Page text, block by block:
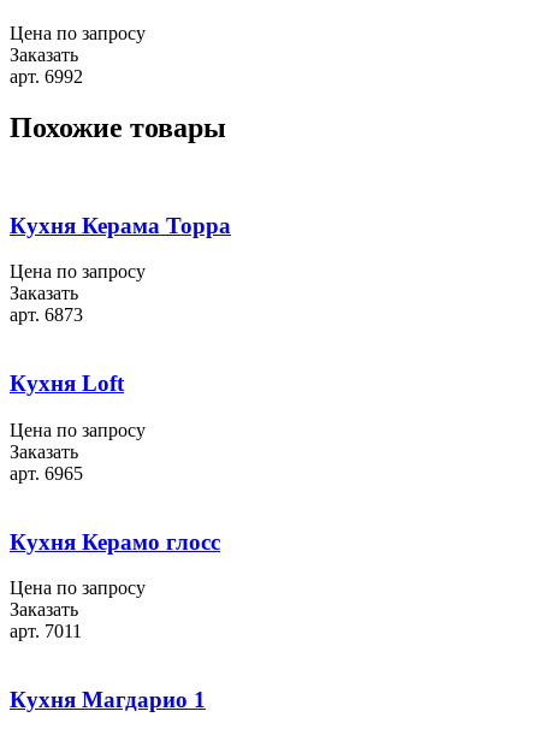
Цена по запросу
Заказать
арт. 6992
Похожие товары
Кухня Керама Торра
Цена по запросу
Заказать
арт. 6873
Кухня Loft
Цена по запросу
Заказать
арт. 6965
Кухня Керамо глосс
Цена по запросу
Заказать
арт. 7011
Кухня Магдарио 1